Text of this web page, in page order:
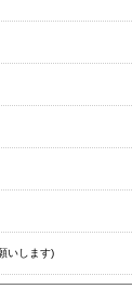
いします)